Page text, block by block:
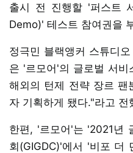
출시 전 진행할 '퍼스트
Demo)' 테스트 참여권을
정극민 블랙앵커 스튜디
은 '르모어'의 글로벌 서
해외의 턴제 전략 장르 팬
자 기획하게 됐다."라고 전
한편, '르모어'는 '2021년
회(GIGDC)'에서 '비포 더